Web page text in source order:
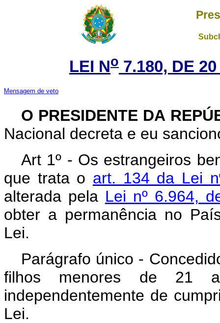
LEI No 7.180, DE
Mensagem de veto
O PRESIDENTE DA
Nacional decreta e eu
Art 1º - Os estrangeiros
que trata o art. 134 da Lei
alterada pela Lei nº 6.964,
obter a permanência no
Lei.
Parágrafo único -
filhos menores de 21
independentemente de
Lei.